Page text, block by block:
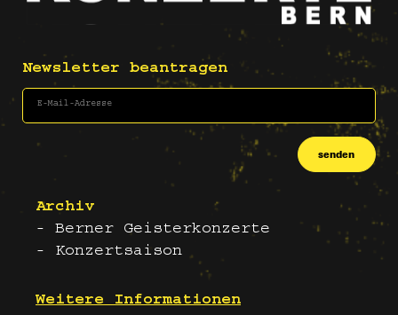
Newsletter beantragen
senden
Archiv
- Berner Geisterkonzerte
- Konzertsaison
Weitere Informationen